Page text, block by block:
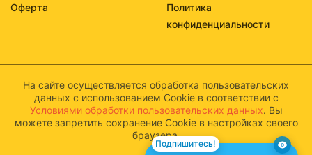
Оферта
Политика
конфиденциальности
На сайте осуществляется обработка пользовательских
данных с использованием Cookie в соответствии с
Условиями обработки пользовательских данных. Вы
можете запретить сохранение Cookie в настройках своего
браузера.
Подпишитесь!